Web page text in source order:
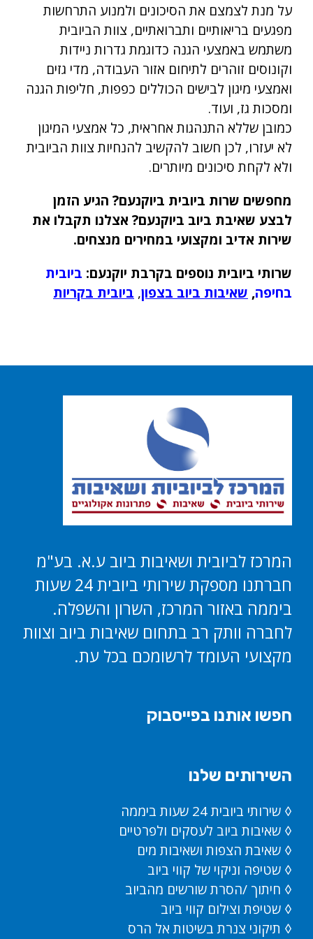
על מנת לצמצם את הסיכונים ולמנוע התרחשות
מפגעים בריאותיים ותברואתיים, צוות הביובית
משתמש באמצעי הגנה כדוגמת גדרות ניידות
וקונוסים זוהרים לתיחום אזור העבודה, מדי גזים
ואמצעי מיגון לבישים הכוללים כפפות, חליפות הגנה
ומסכות גז, ועוד.
כמובן שללא התנהגות אחראית, כל אמצעי המיגון
לא יעזרו, לכן חשוב להקשיב להנחיות צוות הביובית
ולא לקחת סיכונים מיותרים.
מחפשים שרות ביובית ביוקנעם? הגיע הזמן
לבצע שאיבת ביוב ביוקנעם? אצלנו תקבלו את
שירות אדיב ומקצועי במחירים מנצחים.
שרותי ביובית נוספים בקרבת יוקנעם: ביובית
בחיפה, שאיבות ביוב בצפון, ביובית בקריות
המרכז לביובית ושאיבות ביוב ע.א. בע"מ
חברתנו מספקת שירותי ביובית 24 שעות
ביממה באזור המרכז, השרון והשפלה.
לחברה וותק רב בתחום שאיבות ביוב וצוות
מקצועי העומד לרשומכם בכל עת.
חפשו אותנו בפייסבוק
השירותים שלנו
◊ שירותי ביובית 24 שעות ביממה
◊ שאיבות ביוב לעסקים ולפרטיים
◊ שאיבת הצפות ושאיבות מים
◊ שטיפה וניקוי של קווי ביוב
◊ חיתוך /הסרת שורשים מהביוב
◊ שטיפת וצילום קווי ביוב
◊ תיקוני צנרת בשיטות אל הרס